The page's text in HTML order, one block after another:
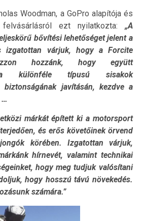
Woodman, a GoPro alapítója és
ezt nyilatkozta: „A
bővítési lehetőséget jelent a
izgatottan várjuk, hogy a Forcite
hozzánk, hogy együtt
a különféle típusú sisakok
biztonságának javításán, kezdve a
…
márkát épített ki a motorsport
és erős követőinek örvend
körében. Izgatottan várjuk,
hírnevét, valamint technikai
hogy meg tudjuk valósítani
hogy hosszú távú növekedés.
számára.”